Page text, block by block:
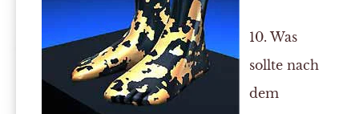
10. Was
sollte nach
dem